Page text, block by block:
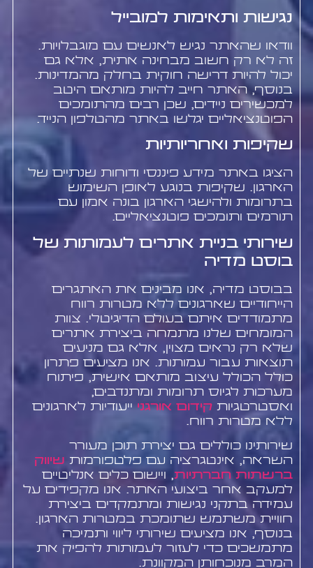
נגישות ותאימות למובייל
וודאו שהאתר נגיש לאנשים עם מוגבלויות.
זה לא רק חשוב מבחינה אתית, אלא גם
יכול להיות דרישה חוקית בחלק מהמדינות.
בנוסף, האתר חייב להיות מותאם היטב
למכשירים ניידים, שכן רבים מהתומכים
הפוטנציאליים יגלשו באתר מהטלפון הנייד.
שקיפות ואחריותיות
הציגו באתר מידע פיננסי ודוחות שנתיים של
הארגון. שקיפות בנוגע לאופן השימוש
בתרומות ולהישגי הארגון בונה אמון עם
תורמים ותומכים פוטנציאליים.
שירותי בניית אתרים לעמותות של
בוסט מדיה
בבוסט מדיה, אנו מבינים את האתגרים
הייחודיים שארגונים ללא מטרות רווח
מתמודדים איתם בעולם הדיגיטלי. צוות
המומחים שלנו מתמחה ביצירת אתרים
שלא רק נראים מצוין, אלא גם מניעים
תוצאות עבור עמותות. אנו מציעים פתרון
כולל הכולל עיצוב מותאם אישית, פיתוח
מערכות לגיוס תרומות ומתנדבים,
ואסטרטגיות קידום אורגניייעודיות לארגונים
ללא מטרות רווח.
שירותינו כוללים גם יצירת תוכן מעורר
השראה, אינטגרציה עם פלטפורמות שיווק
ברשתות חברתיות, ויישום כלים אנליטיים
למעקב אחר ביצועי האתר. אנו מקפידים על
עמידה בתקני נגישות ומתמקדים ביצירת
חוויית משתמש שתומכת במטרות הארגון.
בנוסף, אנו מציעים שירותי ליווי ותמיכה
מתמשכים כדי לעזור לעמותות להפיק את
המרב מנוכחותן המקוונת.